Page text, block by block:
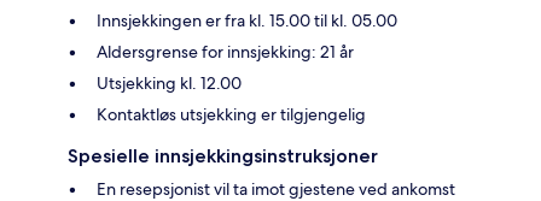
Innsjekkingen er fra kl. 15.00 til kl. 05.00
Aldersgrense for innsjekking: 21 år
Utsjekking kl. 12.00
Kontaktløs utsjekking er tilgjengelig
Spesielle innsjekkingsinstruksjoner
En resepsjonist vil ta imot gjestene ved ankomst